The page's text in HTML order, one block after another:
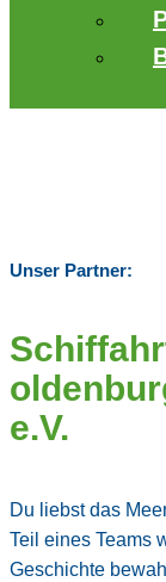
Unser Partner:
e.V.
Du liebst das
Teil eines Teams
Geschichte